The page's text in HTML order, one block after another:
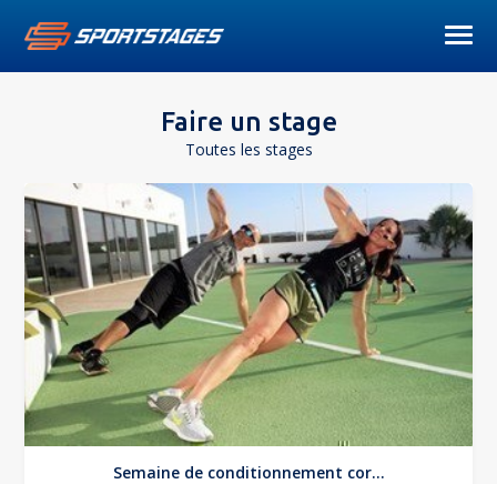
Faire un stage
Toutes les stages
Semaine de conditionnement cor...